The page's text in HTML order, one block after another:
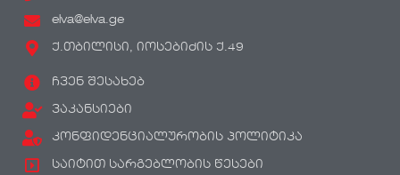
elva@elva.ge
ქ.თბილისი, იოსებიძის ქ.49
ჩვენ შესახებ
ვაკანსიები
კონფიდენციალურობის პოლიტიკა
საიტით სარგებლობის წესები